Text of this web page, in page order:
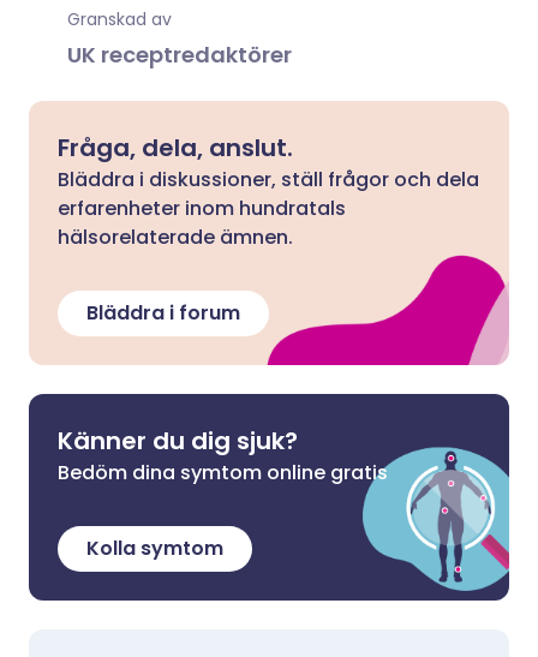
Granskad av
UK receptredaktörer
Fråga, dela, anslut.
Bläddra i diskussioner, ställ frågor och dela
erfarenheter inom hundratals
hälsorelaterade ämnen.
Bläddra i forum
Känner du dig sjuk?
Bedöm dina symtom online gratis
Kolla symtom